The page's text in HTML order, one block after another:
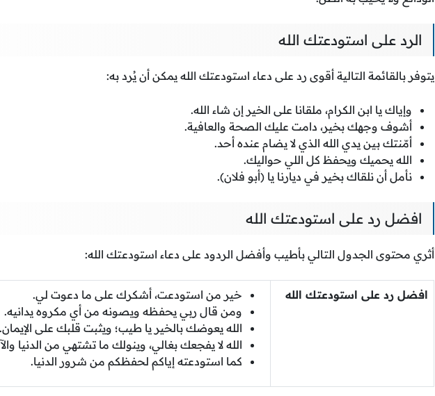
الرد على استودعتك الله
يتوفر بالقائمة التالية أقوى رد على دعاء استودعتك الله يمكن أن يُرد به:
وإياك يا ابن الكرام، ملقانا على الخير إن شاء الله.
أشوف وجهك بخير، دامت عليك الصحة والعافية.
أمّنتك بين يدي الله الذي لا يضام عنده أحد.
الله يحميك ويحفظ كل اللي حواليك.
نأمل أن نلقاك بخير في ديارنا يا (أبو فلان).
افضل رد على استودعتك الله
أثري محتوى الجدول التالي بأطيب وأفضل الردود على دعاء استودعتك الله:
افضل رد على استودعتك الله
خير من استودعت، أشكرك على ما دعوت لي.
ومن قال ربي يحفظه ويصونه من أي مكروه يدانيه.
الله يعوضك بالخير يا طيب؛ ويثبت قلبك على الإيمان.
الله لا يفجعك بغالي، وينولك ما تشتهي من الدنيا
كما استودعته إياكم لحفظكم من شرور الدنيا.